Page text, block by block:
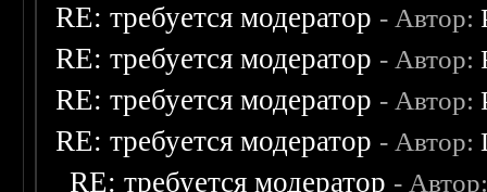
RE: требуется модератор - Автор:
RE: требуется модератор - Автор:
RE: требуется модератор - Автор:
RE: требуется модератор - Автор:
RE: требуется модератор -